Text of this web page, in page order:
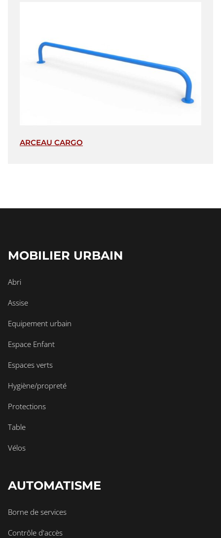
ARCEAU CARGO
MOBILIER URBAIN
Abri
Assise
Equipement urbain
Espace Enfant
Espaces verts
Hygiène/propreté
Protections
Table
Vélos
AUTOMATISME
Borne de services
Contrôle d'accès